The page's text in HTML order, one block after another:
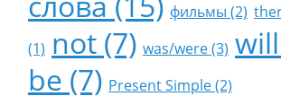
фильмы (2)
(1) not (7) was/were (3)
be (7) Present Simple (2)